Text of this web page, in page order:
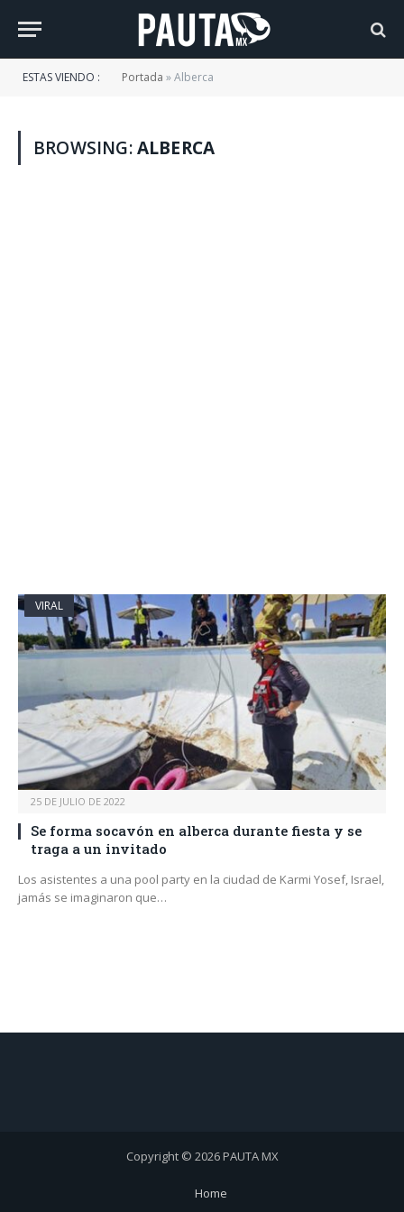
ESTAS VIENDO : Portada »Alberca
BROWSING:ALBERCA
VIRAL
25 DE JULIO DE 2022
Se forma socavón en alberca durante fiesta y se
traga a un invitado
Los asistentes a una pool party en la ciudad de Karmi Yosef, Israel,
jamás se imaginaron que…
Copyright © 2026 PAUTA MX
Home